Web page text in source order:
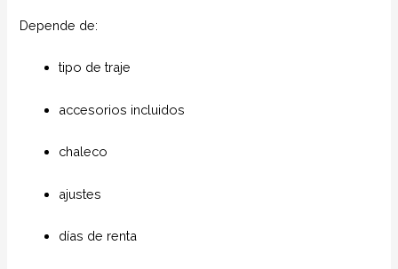
Depende de:
tipo de traje
accesorios incluidos
chaleco
ajustes
días de renta